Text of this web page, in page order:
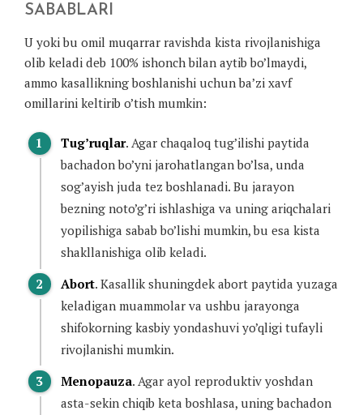
SABABLARI
U yoki bu omil muqarrar ravishda kista rivojlanishiga
olib keladi deb 100% ishonch bilan aytib bo’lmaydi,
ammo kasallikning boshlanishi uchun ba’zi xavf
omillarini keltirib o’tish mumkin:
Tug’ruqlar. Agar chaqaloq tug’ilishi paytida
bachadon bo’yni jarohatlangan bo’lsa, unda
sog’ayish juda tez boshlanadi. Bu jarayon
bezning noto’g’ri ishlashiga va uning ariqchalari
yopilishiga sabab bo’lishi mumkin, bu esa kista
shakllanishiga olib keladi.
Abort. Kasallik shuningdek abort paytida yuzaga
keladigan muammolar va ushbu jarayonga
shifokorning kasbiy yondashuvi yo’qligi tufayli
rivojlanishi mumkin.
Menopauza. Agar ayol reproduktiv yoshdan
asta-sekin chiqib keta boshlasa, uning bachadon